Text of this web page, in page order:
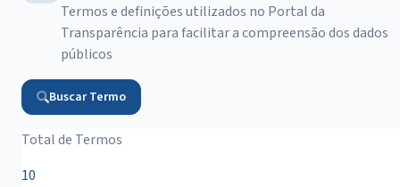
Termos e definições utilizados no Portal da
Transparência para facilitar a compreensão dos dados
públicos
Buscar Termo
Resumo do Glossário
Total de Termos
10